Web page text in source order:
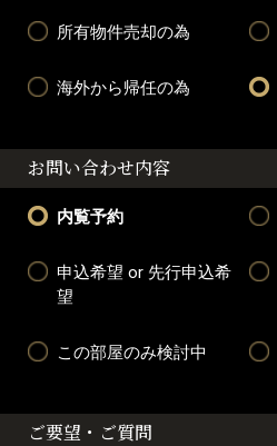
所有物件売却の為
海外から帰任の為
お問い合わせ内容
内覧予約
申込希望 or 先行申込希
望
この部屋のみ検討中
ご要望・ご質問